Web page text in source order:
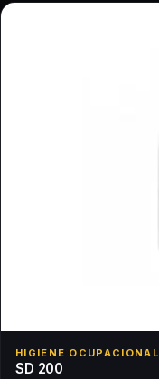
HIGIENE OCUPACIONAL
SD 200